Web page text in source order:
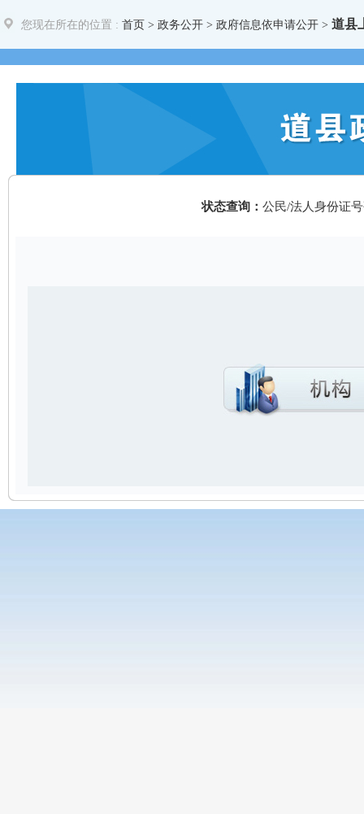
您现在所在的位置 : 首页 > 政务公开 > 政府信息依申请公开 > 道县
状态查询： 公民/法人身份证